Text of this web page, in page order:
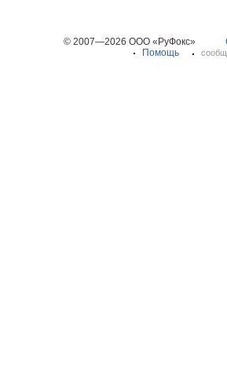
© 2007—2026 ООО «РуФокс»
Помощь